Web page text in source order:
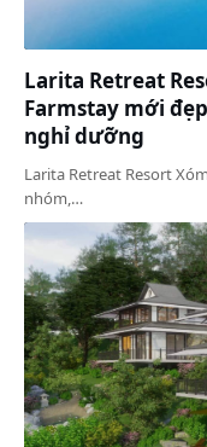
Larita Retreat
Farmstay mới
nghỉ dưỡng
Larita Retreat Resort
nhóm,…